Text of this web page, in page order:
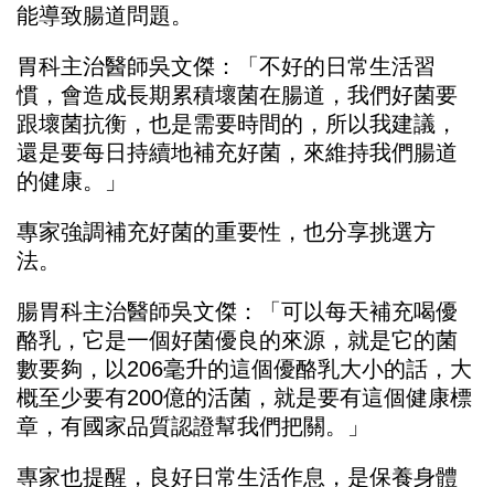
能導致腸道問題。
胃科主治醫師吳文傑：「不好的日常生活習
慣，會造成長期累積壞菌在腸道，我們好菌要
跟壞菌抗衡，也是需要時間的，所以我建議，
還是要每日持續地補充好菌，來維持我們腸道
的健康。」
專家強調補充好菌的重要性，也分享挑選方
法。
腸胃科主治醫師吳文傑：「可以每天補充喝優
酪乳，它是一個好菌優良的來源，就是它的菌
數要夠，以206毫升的這個優酪乳大小的話，大
概至少要有200億的活菌，就是要有這個健康標
章，有國家品質認證幫我們把關。」
專家也提醒，良好日常生活作息，是保養身體